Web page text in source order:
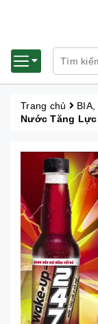
Trang chủ
Nước Tăng Lực